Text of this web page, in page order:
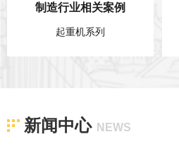
制造行业相关案例
起重机系列
新闻中心 NEWS